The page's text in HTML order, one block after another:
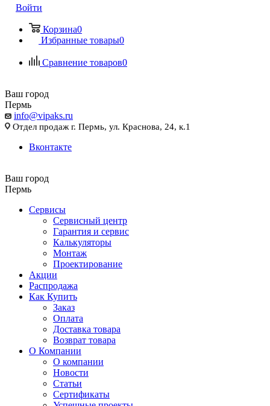
Войти
Корзина0
Избранные товары0
Сравнение товаров0
Ваш город
Пермь
info@vipaks.ru
Отдел продаж г. Пермь, ул. Краснова, 24, к.1
Вконтакте
Ваш город
Пермь
Сервисы
Сервисный центр
Гарантия и сервис
Калькуляторы
Монтаж
Проектирование
Акции
Распродажа
Как Купить
Заказ
Оплата
Доставка товара
Возврат товара
О Компании
О компании
Новости
Статьи
Сертификаты